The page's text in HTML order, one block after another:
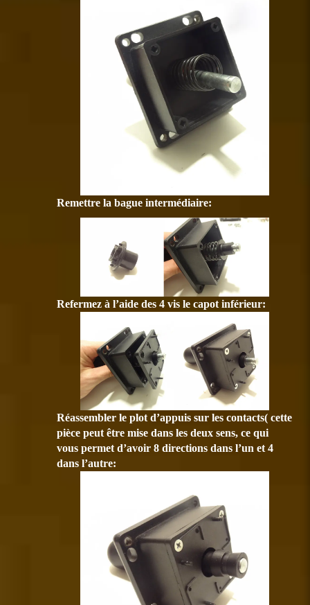
Remettre la bague intermédiaire:
Refermez à l’aide des 4 vis le capot inférieur:
Réassembler le plot d’appuis sur les contacts( cette
pièce peut être mise dans les deux sens, ce qui
vous permet d’avoir 8 directions dans l’un et 4
dans l’autre: